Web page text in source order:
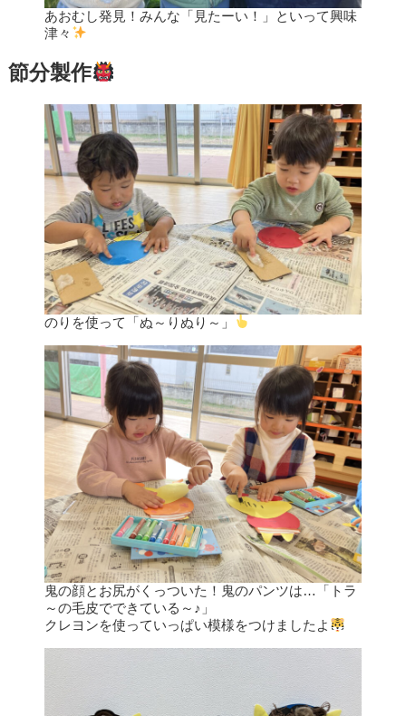
あおむし発見！みんな「見たーい！」といって興味
津々
節分製作
のりを使って「ぬ～りぬり～」
鬼の顔とお尻がくっついた！鬼のパンツは…「トラ
～の毛皮でできている～♪」
クレヨンを使っていっぱい模様をつけましたよ